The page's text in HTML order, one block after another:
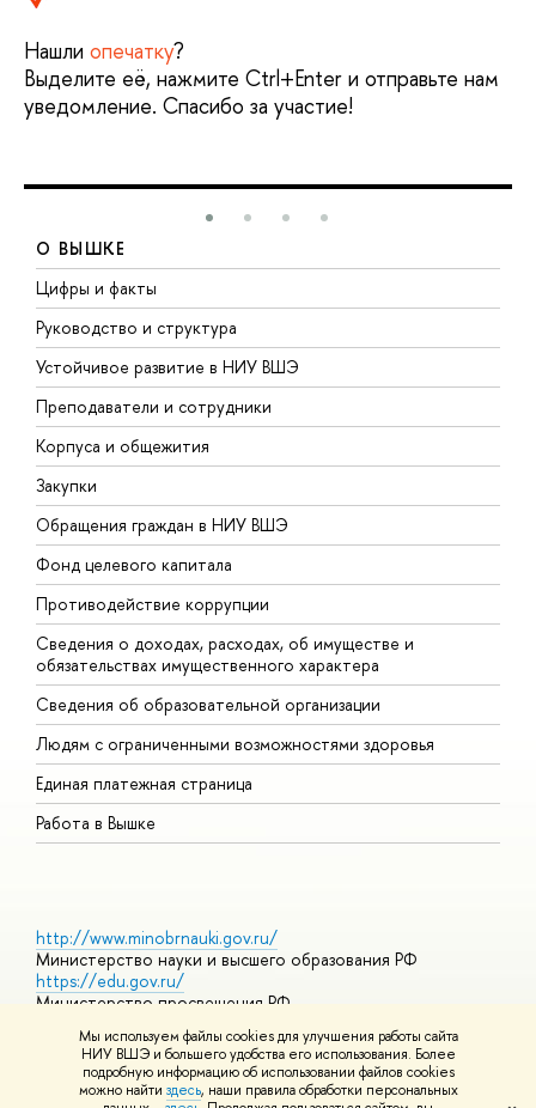
Мы используем файлы cookies для улучшения работы сайта
НИУ ВШЭ и большего удобства его использования. Более
подробную информацию об использовании файлов cookies
можно найти здесь, наши правила обработки персональных
Нашли опечатку?
Выделите её, нажмите Ctrl+Enter и отправьте нам
уведомление. Спасибо за участие!
О ВЫШКЕ
Цифры и факты
Руководство и структура
Устойчивое развитие в НИУ ВШЭ
Преподаватели и сотрудники
Корпуса и общежития
Закупки
Обращения граждан в НИУ ВШЭ
Фонд целевого капитала
Противодействие коррупции
Сведения о доходах, расходах, об имуществе и
обязательствах имущественного характера
Сведения об образовательной организации
Людям с ограниченными возможностями здоровья
Единая платежная страница
Работа в Вышке
http://www.minobrnauki.gov.ru/
Министерство науки и высшего образования РФ
https://edu.gov.ru/
Министерство просвещения РФ
https://elearning.hse.ru/mooc
Массовые открытые онлайн-курсы